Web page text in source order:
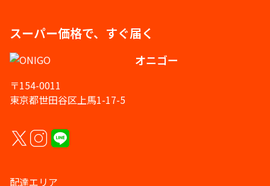
スーパー価格で、すぐ届く
オニゴー
〒154-0011
東京都世田谷区上馬1-17-5
配達エリア